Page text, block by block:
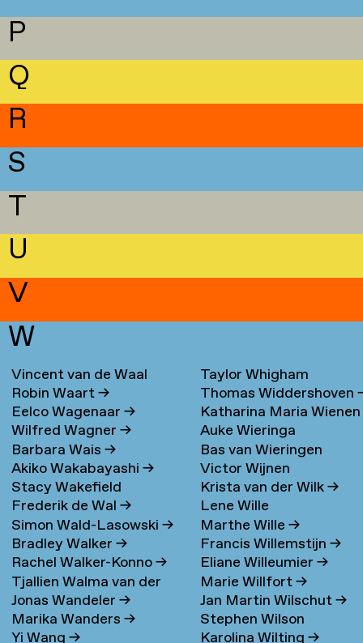
P
Q
R
S
T
U
V
W
Vincent van de Waal
Robin Waart→
Eelco Wagenaar→
Wilfred Wagner→
Barbara Wais→
Akiko Wakabayashi→
Stacy Wakefield
Frederik de Wal→
Simon Wald-Lasowski→
Bradley Walker→
Rachel Walker-Konno→
Tjallien Walma van der
Molen→
Jonas Wandeler→
Marika Wanders→
Yi Wang→
Taylor Whigham
Thomas Widdershoven
Katharina Maria Wienen
→
Auke Wieringa
Bas van Wieringen
Victor Wijnen
Krista van der Wilk→
Lene Wille
Marthe Wille→
Francis Willemstijn→
Eliane Willeumier→
Marie Willfort→
Jan Martin Wilschut→
Stephen Wilson
Karolina Wilting→